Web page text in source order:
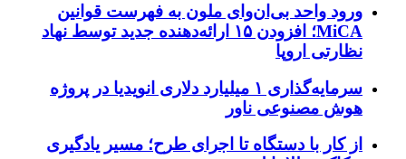
ورود واحد بی‌ان‌وای ملون به فهرست قوانین
MiCA؛ افزودن ۱۵ ارائه‌دهنده جدید توسط نهاد
نظارتی اروپا
سرمایه‌گذاری ۱ میلیارد دلاری انویدیا در پروژه
هوش مصنوعی ناور
از کار با دستگاه تا اجرای طرح؛ مسیر یادگیری